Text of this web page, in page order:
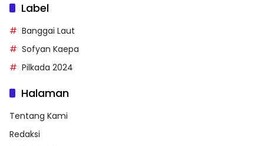
Label
Banggai Laut
Sofyan Kaepa
Pilkada 2024
Halaman
Tentang Kami
Redaksi